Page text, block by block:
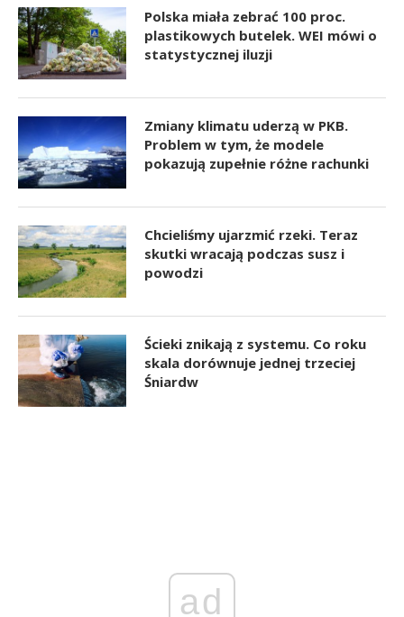
Polska miała zebrać 100 proc.
plastikowych butelek. WEI mówi o
statystycznej iluzji
Zmiany klimatu uderzą w PKB.
Problem w tym, że modele
pokazują zupełnie różne rachunki
Chcieliśmy ujarzmić rzeki. Teraz
skutki wracają podczas susz i
powodzi
Ścieki znikają z systemu. Co roku
skala dorównuje jednej trzeciej
Śniardw
ad